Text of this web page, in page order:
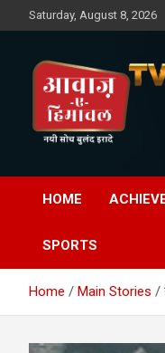
to
Saturday, August 8, 2026
Awaz-
HOME
SPORTS
Home Main Stories